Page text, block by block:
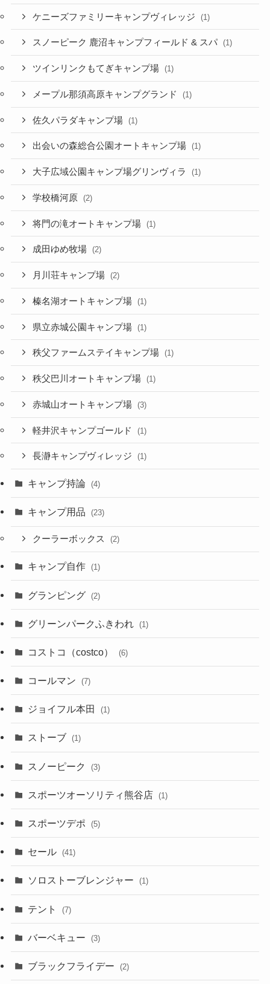
ケニーズファミリーキャンプヴィレッジ (1)
スノーピーク 鹿沼キャンプフィールド & スパ (1)
ツインリンクもてぎキャンプ場 (1)
メープル那須高原キャンプグランド (1)
佐久パラダキャンプ場 (1)
出会いの森総合公園オートキャンプ場 (1)
大子広域公園キャンプ場グリンヴィラ (1)
学校橋河原 (2)
将門の滝オートキャンプ場 (1)
成田ゆめ牧場 (2)
月川荘キャンプ場 (2)
榛名湖オートキャンプ場 (1)
県立赤城公園キャンプ場 (1)
秩父ファームステイキャンプ場 (1)
秩父巴川オートキャンプ場 (1)
赤城山オートキャンプ場 (3)
軽井沢キャンプゴールド (1)
長瀞キャンプヴィレッジ (1)
キャンプ持論 (4)
キャンプ用品 (23)
クーラーボックス (2)
キャンプ自作 (1)
グランピング (2)
グリーンパークふきわれ (1)
コストコ（costco） (6)
コールマン (7)
ジョイフル本田 (1)
ストーブ (1)
スノーピーク (3)
スポーツオーソリティ熊谷店 (1)
スポーツデポ (5)
セール (41)
ソロストーブレンジャー (1)
テント (7)
バーベキュー (3)
ブラックフライデー (2)